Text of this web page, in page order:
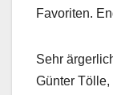
Favoriten.
Sehr
Günter